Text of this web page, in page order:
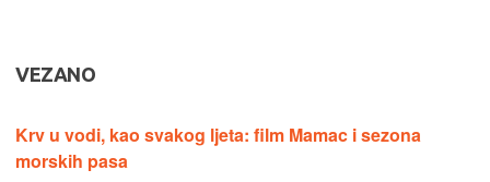
VEZANO
Krv u vodi, kao svakog ljeta: film Mamac i sezona
morskih pasa